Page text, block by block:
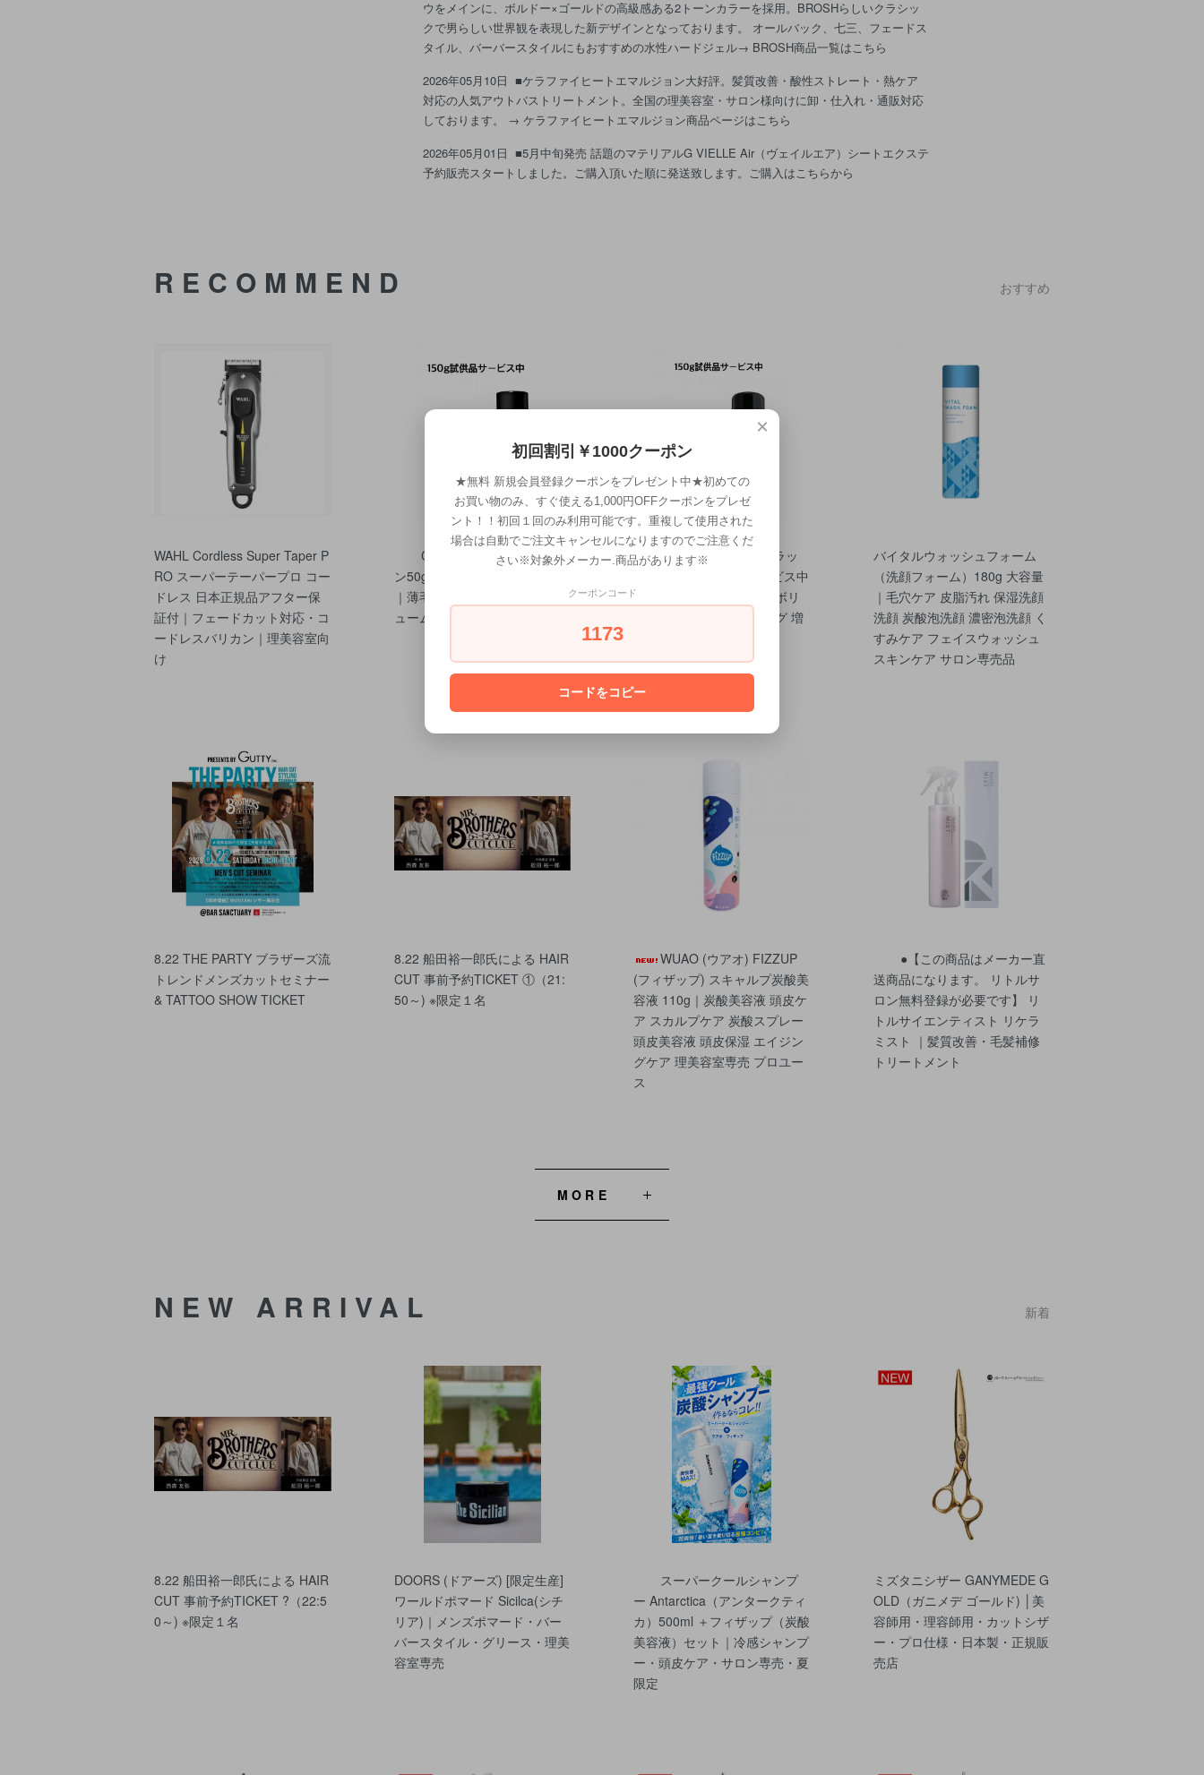
ウをメインに、ボルドー×ゴールドの高級感ある2トーンカラーを採用。BROSHらしいクラシッ
クで男らしい世界観を表現した新デザインとなっております。 オールバック、七三、フェードス
タイル、バーバースタイルにもおすすめの水性ハードジェル→ BROSH商品一覧はこちら
2026年05月10日 ■ケラファイヒートエマルジョン大好評。髪質改善・酸性ストレート・熱ケア
対応の人気アウトバストリートメント。全国の理美容室・サロン様向けに卸・仕入れ・通販対応
しております。 → ケラファイヒートエマルジョン商品ページはこちら
2026年05月01日 ■5月中旬発売 話題のマテリアルG VIELLE Air（ヴェイルエア）シートエクステ
予約販売スタートしました。ご購入頂いた順に発送致します。ご購入はこちらから
RECOMMEND おすすめ
WAHL Cordless Super Taper P
RO スーパーテーパープロ コー
ドレス 日本正規品アフター保
証付｜フェードカット対応・コ
ードレスバリカン｜理美容室向
け
CAX（カックス）ブラウ
ン50g +150g試供品サービス中
｜薄毛隠し 増毛スプレー ボリ
ュームアップ
CAX（カックス）ブラッ
ク50g＋150g試供品サービス中
｜ヘアファンデーション ボリ
ュームアップ スタイリング 増
バイタルウォッシュフォーム
（洗顔フォーム）180g 大容量
｜毛穴ケア 皮脂汚れ 保湿洗顔
洗顔 炭酸泡洗顔 濃密泡洗顔 く
すみケア フェイスウォッシュ
スキンケア サロン専売品
8.22 THE PARTY ブラザーズ流
トレンドメンズカットセミナー
& TATTOO SHOW TICKET
8.22 船田裕一郎氏による HAIR
CUT 事前予約TICKET ①（21:
50～) ※限定１名
WUAO (ウアオ) FIZZUP
(フィザップ) スキャルプ炭酸美
容液 110g｜炭酸美容液 頭皮ケ
ア スカルプケア 炭酸スプレー
頭皮美容液 頭皮保湿 エイジン
グケア 理美容室専売 プロユー
ス
●【この商品はメーカー直
送商品になります。 リトルサ
ロン無料登録が必要です】 リ
トルサイエンティスト リケラ
ミスト ｜髪質改善・毛髪補修
トリートメント
MORE
NEW ARRIVAL 新着
8.22 船田裕一郎氏による HAIR
CUT 事前予約TICKET ?（22:5
0～) ※限定１名
DOORS (ドアーズ) [限定生産]
ワールドポマード Sicilca(シチ
リア)｜メンズポマード・バー
バースタイル・グリース・理美
容室専売
スーパークールシャンプ
ー Antarctica（アンタークティ
カ）500ml ＋フィザップ（炭酸
美容液）セット｜冷感シャンプ
ー・頭皮ケア・サロン専売・夏
限定
ミズタニシザー GANYMEDE G
OLD（ガニメデ ゴールド) │美
容師用・理容師用・カットシザ
ー・プロ仕様・日本製・正規販
売店
×
初回割引￥1000クーポン
★無料 新規会員登録クーポンをプレゼント中★初めての
お買い物のみ、すぐ使える1,000円OFFクーポンをプレゼ
ント！！初回１回のみ利用可能です。重複して使用された
場合は自動でご注文キャンセルになりますのでご注意くだ
さい※対象外メーカー.商品があります※
クーポンコード
1173
コードをコピー